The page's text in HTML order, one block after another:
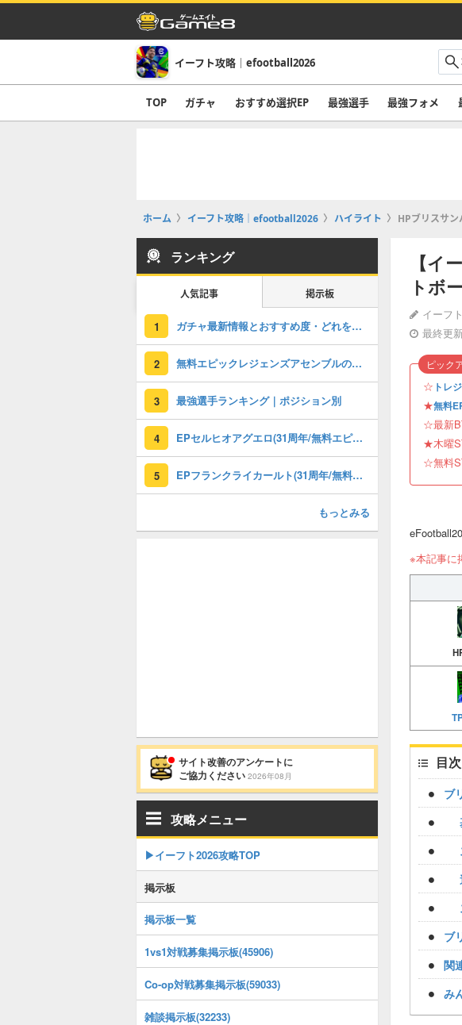
イーフト攻略｜efootball2026
TOP ガチャ おすすめ選択EP 最強選手 最強フォメ
ホーム イーフト攻略｜efootball2026 ハイライト HPブリスサン
【イ
トボ
イーフ
最終更
☆ トレ
★無料
☆最新
★木曜
☆無料
ピック
※本記事に
目次
ブ
ブ
関
み
ランキング
人気記事 掲示板
1 ガチャ最新情報とおすすめ度・どれを引くべき？
2 無料エピックレジェンズアセンブルのおすすめ選択(当たり)選手ランキングと引き方
3 最強選手ランキング｜ポジション別
4 EPセルヒオアグエロ(31周年/無料エピック)の評価とおすすめ育成・スキル追加
5 EPフランクライカールト(31周年/無料エピック)の評価とおすすめ育成・スキル追加
もっとみる
サイト改善のアンケートに
ご協力ください 2026年08月
攻略メニュー
▶イーフト2026攻略TOP
掲示板
掲示板一覧
1vs1対戦募集掲示板(45906)
Co-op対戦募集掲示板(59033)
雑談掲示板(32233)